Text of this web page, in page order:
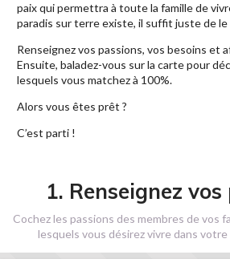
paix qui permettra à toute la famille de
paradis sur terre existe, il suffit juste de
Renseignez vos passions, vos besoins et
Ensuite, baladez-vous sur la carte pour
lesquels vous matchez à 100%.
Alors vous êtes prêt ?
C’est parti !
1. Renseignez
Cochez les passions des membres de vos
lesquels vous désirez vivre dans